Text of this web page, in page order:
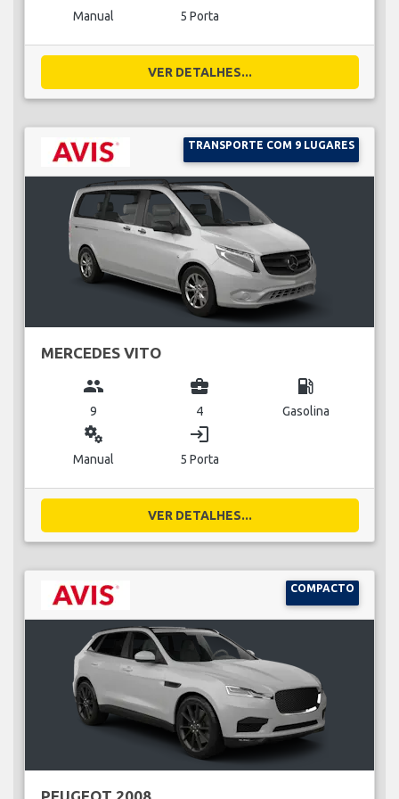
Manual 5 Porta
VER DETALHES...
TRANSPORTE COM 9 LUGARES
MERCEDES VITO
group
9
business_center
4
local_gas_station
Gasolina
miscellaneous_services
Manual
login
5 Porta
VER DETALHES...
COMPACTO
PEUGEOT 2008